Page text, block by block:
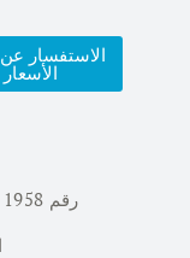
الاستفسار
الأسعار